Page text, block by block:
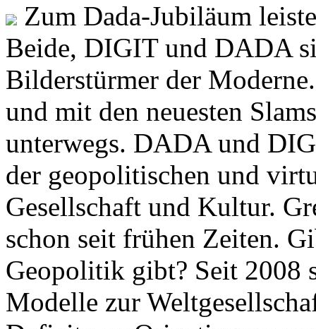
Zum Dada-Jubiläum
Beide, DIGIT und DADA
Bilderstürmer der
und mit den neuesten
unterwegs. DADA und
der geopolitischen und
Gesellschaft und Kultur.
schon seit frühen Zeiten.
Geopolitik gibt? Seit 2008
Modelle zur